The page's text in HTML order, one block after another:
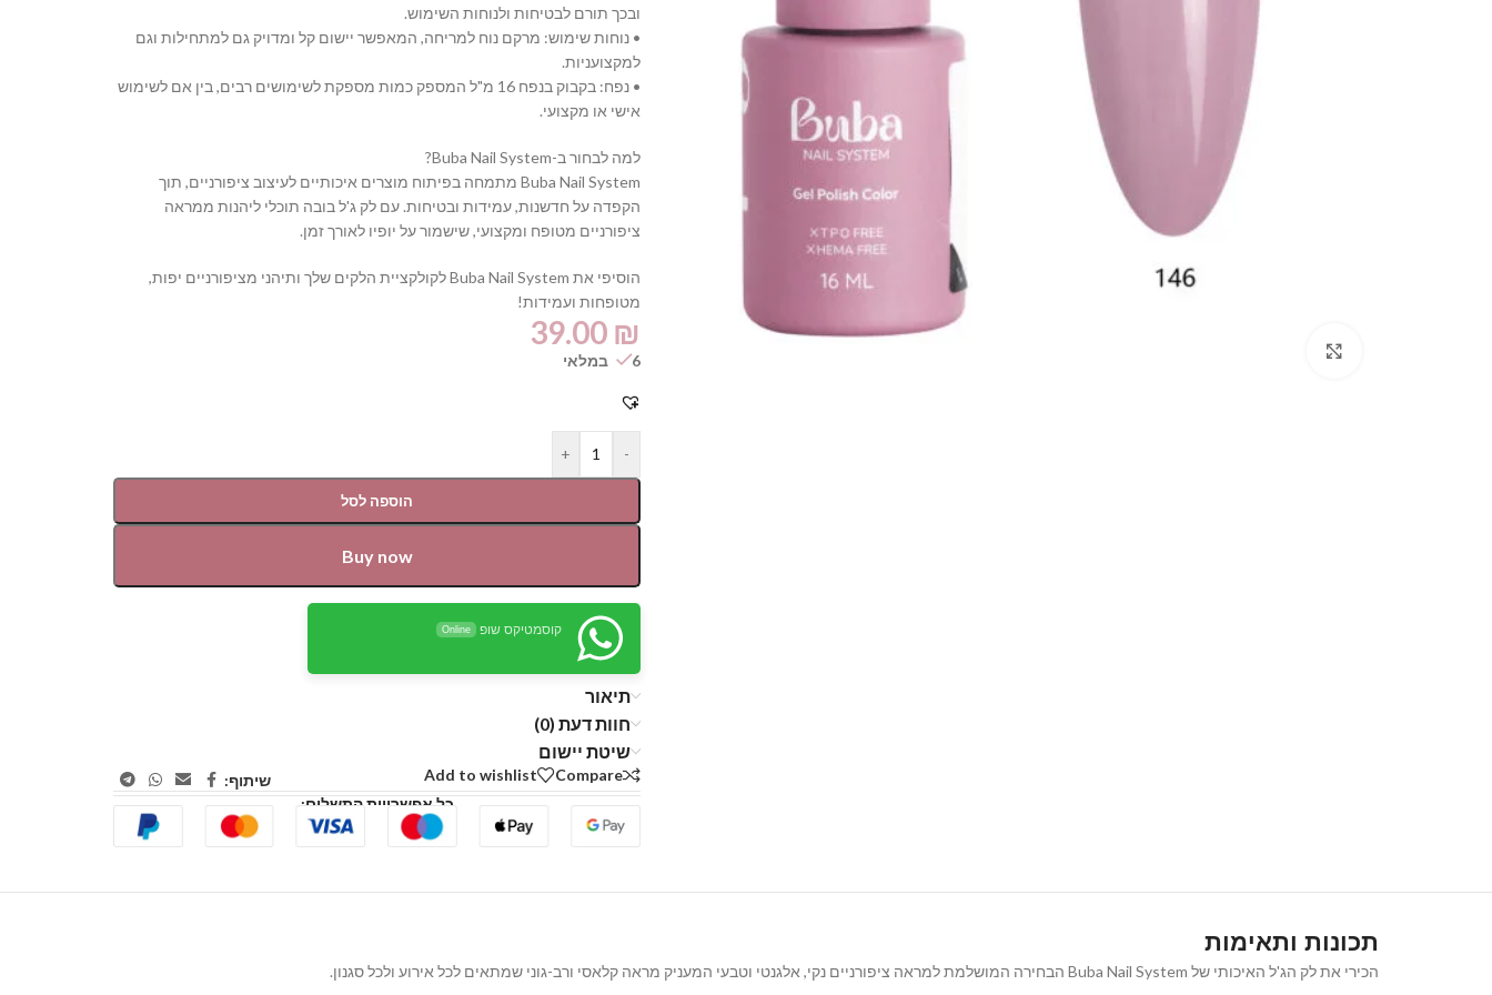
ובכך תורם לבטיחות ולנוחות השימוש.
• נוחות שימוש: מרקם נוח למריחה, המאפשר יישום קל ומדויק גם למתחילות וגם
למקצועניות.
• נפח: בקבוק בנפח 16 מ"ל המספק כמות מספקת לשימושים רבים, בין אם לשימוש
אישי או מקצועי.
למה לבחור ב-Buba Nail System?
Buba Nail System מתמחה בפיתוח מוצרים איכותיים לעיצוב ציפורניים, תוך
הקפדה על חדשנות, עמידות ובטיחות. עם לק ג'ל בובה תוכלי ליהנות ממראה
ציפורניים מטופח ומקצועי, שישמור על יופיו לאורך זמן.
הוסיפי את Buba Nail System לקולקציית הלקים שלך ותיהני מציפורניים יפות,
מטופחות ועמידות!
39.00 ₪
6 במלאי
-
+
הוספה לסל
Buy now
קוסמטיקס שופ Online
תיאור
חוות דעת (0)
שיטת יישום
Compare
Add to wishlist
שיתוף:
כל אפשרויות התשלום:
תכונות ותאימות
הכירי את לק הג'ל האיכותי של Buba Nail System הבחירה המושלמת למראה ציפורניים נקי, אלגנטי וטבעי המעניק מראה קלאסי ורב-גוני שמתאים לכל אירוע ולכל סגנון.